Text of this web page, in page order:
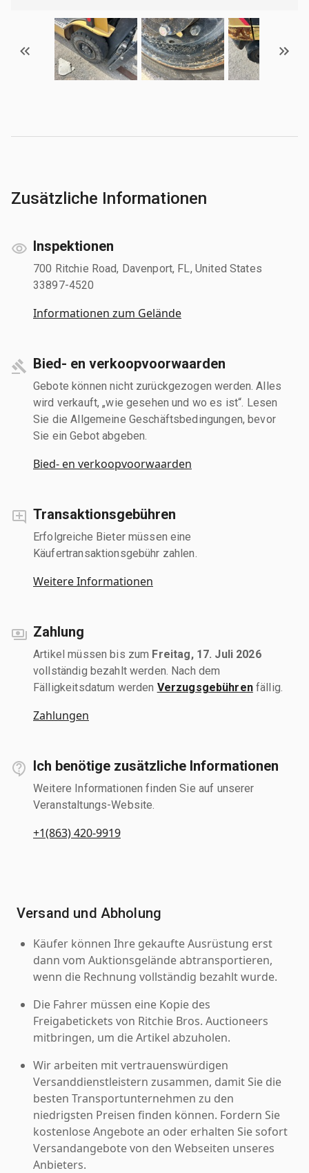
Zusätzliche Informationen
Inspektionen
700 Ritchie Road, Davenport, FL, United States
33897-4520
Informationen zum Gelände
Bied- en verkoopvoorwaarden
Gebote können nicht zurückgezogen werden. Alles
wird verkauft, „wie gesehen und wo es ist“. Lesen
Sie die Allgemeine Geschäftsbedingungen, bevor
Sie ein Gebot abgeben.
Bied- en verkoopvoorwaarden
Transaktionsgebühren
Erfolgreiche Bieter müssen eine
Käufertransaktionsgebühr zahlen.
Weitere Informationen
Zahlung
Artikel müssen bis zum Freitag, 17. Juli 2026
vollständig bezahlt werden. Nach dem
Fälligkeitsdatum werden Verzugsgebührenfällig.
Zahlungen
Ich benötige zusätzliche Informationen
Weitere Informationen finden Sie auf unserer
Veranstaltungs-Website.
+1(863) 420-9919
Versand und Abholung
Käufer können Ihre gekaufte Ausrüstung erst
dann vom Auktionsgelände abtransportieren,
wenn die Rechnung vollständig bezahlt wurde.
Die Fahrer müssen eine Kopie des
Freigabetickets von Ritchie Bros. Auctioneers
mitbringen, um die Artikel abzuholen.
Wir arbeiten mit vertrauenswürdigen
Versanddienstleistern zusammen, damit Sie die
besten Transportunternehmen zu den
niedrigsten Preisen finden können. Fordern Sie
kostenlose Angebote an oder erhalten Sie sofort
Versandangebote von den Webseiten unseres
Anbieters.